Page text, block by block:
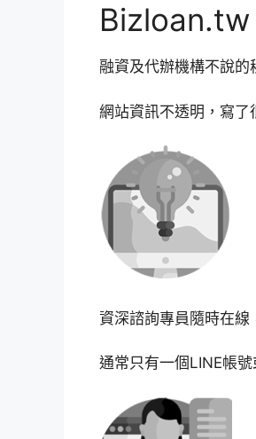
Bizloan.tw
融資及代辦機構不說
網站資訊不透明，寫了
資深諮詢專員隨時在線
通常只有一個LINE帳